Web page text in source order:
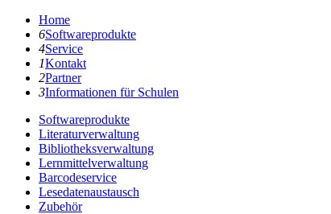
Home
6Softwareprodukte
4Service
1Kontakt
2Partner
3Informationen für Schulen
Softwareprodukte
Literaturverwaltung
Bibliotheksverwaltung
Lernmittelverwaltung
Barcodeservice
Lesedatenaustausch
Zubehör